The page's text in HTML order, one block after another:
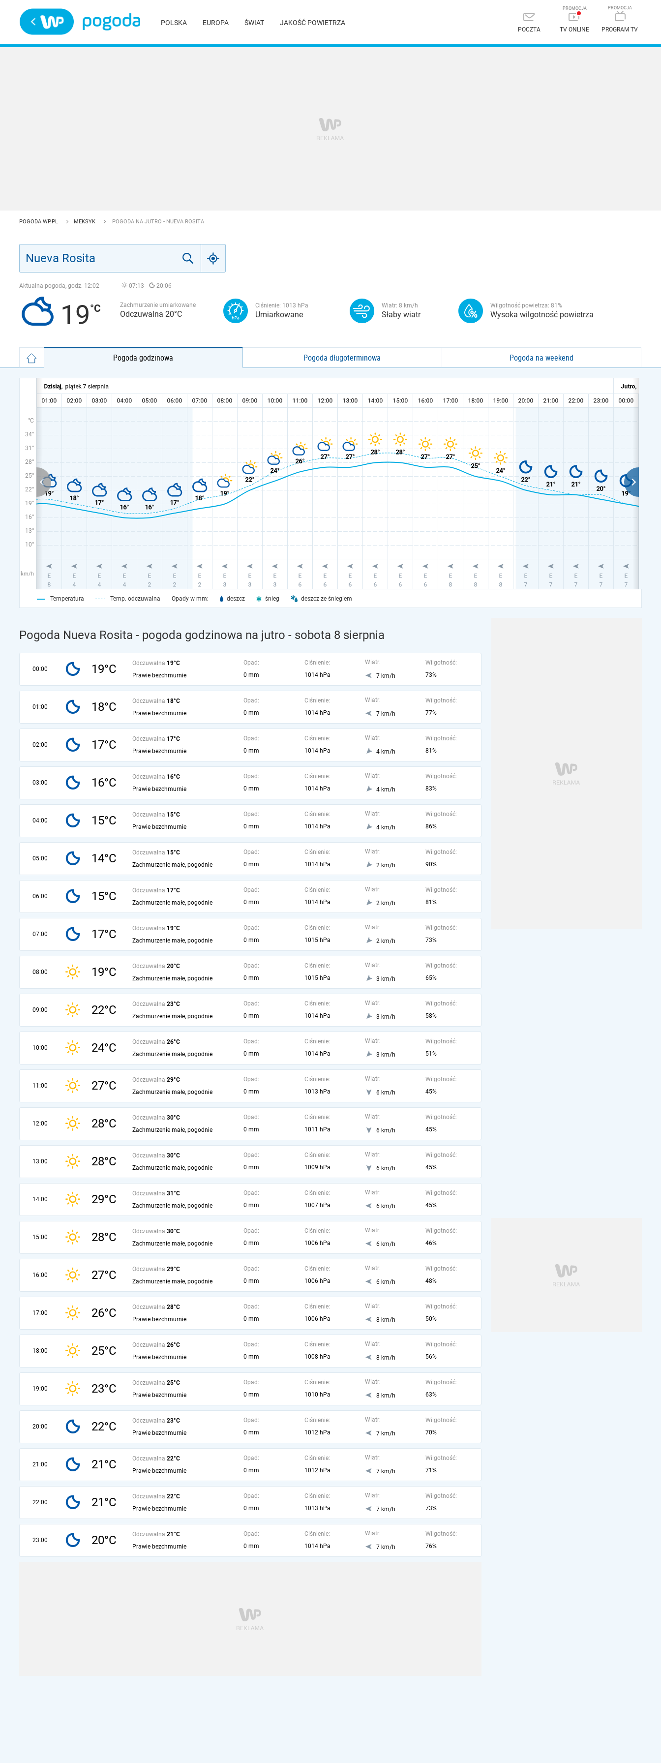
POLSKA EUROPA ŚWIAT JAKOŚĆ POWIETRZA
POCZTA TV ONLINE PROGRAM TV
POGODA WP.PL MEKSYK POGODA NA JUTRO - NUEVA ROSITA
Aktualna pogoda, godz. 12:02 07:13 20:06
19 Zachmurzenie umiarkowane
Odczuwalna 20°C
Ciśnienie: 1013 hPa
Umiarkowane
Wiatr: 8 km/h
Słaby wiatr
Wilgotność powietrza: 81 %
Wysoka wilgotność powietrza
Pogoda godzinowa Pogoda długoterminowa Pogoda na weekend
°C
34°
31°
28°
25°
22°
19°
16°
13°
10°
km/h
Temperatura Temp. odczuwalna Opady w mm: deszcz śnieg deszcz ze śniegiem
Pogoda Nueva Rosita - pogoda godzinowa na jutro - sobota 8 sierpnia
00:00 19°C Odczuwalna 19°C
Prawie bezchmurnie
Opad:
0 mm
Ciśnienie:
1014 hPa
Wiatr:
7 km/h
Wilgotność:
73%
01:00 18°C Odczuwalna 18°C
Prawie bezchmurnie
Opad:
0 mm
Ciśnienie:
1014 hPa
Wiatr:
7 km/h
Wilgotność:
77%
02:00 17°C Odczuwalna 17°C
Prawie bezchmurnie
Opad:
0 mm
Ciśnienie:
1014 hPa
Wiatr:
4 km/h
Wilgotność:
81%
03:00 16°C Odczuwalna 16°C
Prawie bezchmurnie
Opad:
0 mm
Ciśnienie:
1014 hPa
Wiatr:
4 km/h
Wilgotność:
83%
04:00 15°C Odczuwalna 15°C
Prawie bezchmurnie
Opad:
0 mm
Ciśnienie:
1014 hPa
Wiatr:
4 km/h
Wilgotność:
86%
05:00 14°C Odczuwalna 15°C
Zachmurzenie małe, pogodnie
Opad:
0 mm
Ciśnienie:
1014 hPa
Wiatr:
2 km/h
Wilgotność:
90%
06:00 15°C Odczuwalna 17°C
Zachmurzenie małe, pogodnie
Opad:
0 mm
Ciśnienie:
1014 hPa
Wiatr:
2 km/h
Wilgotność:
81%
07:00 17°C Odczuwalna 19°C
Zachmurzenie małe, pogodnie
Opad:
0 mm
Ciśnienie:
1015 hPa
Wiatr:
2 km/h
Wilgotność:
73%
08:00 19°C Odczuwalna 20°C
Zachmurzenie małe, pogodnie
Opad:
0 mm
Ciśnienie:
1015 hPa
Wiatr:
3 km/h
Wilgotność:
65%
09:00 22°C Odczuwalna 23°C
Zachmurzenie małe, pogodnie
Opad:
0 mm
Ciśnienie:
1014 hPa
Wiatr:
3 km/h
Wilgotność:
58%
10:00 24°C Odczuwalna 26°C
Zachmurzenie małe, pogodnie
Opad:
0 mm
Ciśnienie:
1014 hPa
Wiatr:
3 km/h
Wilgotność:
51%
11:00 27°C Odczuwalna 29°C
Zachmurzenie małe, pogodnie
Opad:
0 mm
Ciśnienie:
1013 hPa
Wiatr:
6 km/h
Wilgotność:
45%
12:00 28°C Odczuwalna 30°C
Zachmurzenie małe, pogodnie
Opad:
0 mm
Ciśnienie:
1011 hPa
Wiatr:
6 km/h
Wilgotność:
45%
13:00 28°C Odczuwalna 30°C
Zachmurzenie małe, pogodnie
Opad:
0 mm
Ciśnienie:
1009 hPa
Wiatr:
6 km/h
Wilgotność:
45%
14:00 29°C Odczuwalna 31°C
Zachmurzenie małe, pogodnie
Opad:
0 mm
Ciśnienie:
1007 hPa
Wiatr:
6 km/h
Wilgotność:
45%
15:00 28°C Odczuwalna 30°C
Zachmurzenie małe, pogodnie
Opad:
0 mm
Ciśnienie:
1006 hPa
Wiatr:
6 km/h
Wilgotność:
46%
16:00 27°C Odczuwalna 29°C
Zachmurzenie małe, pogodnie
Opad:
0 mm
Ciśnienie:
1006 hPa
Wiatr:
6 km/h
Wilgotność:
48%
17:00 26°C Odczuwalna 28°C
Prawie bezchmurnie
Opad:
0 mm
Ciśnienie:
1006 hPa
Wiatr:
8 km/h
Wilgotność:
50%
18:00 25°C Odczuwalna 26°C
Prawie bezchmurnie
Opad:
0 mm
Ciśnienie:
1008 hPa
Wiatr:
8 km/h
Wilgotność:
56%
19:00 23°C Odczuwalna 25°C
Prawie bezchmurnie
Opad:
0 mm
Ciśnienie:
1010 hPa
Wiatr:
8 km/h
Wilgotność:
63%
20:00 22°C Odczuwalna 23°C
Prawie bezchmurnie
Opad:
0 mm
Ciśnienie:
1012 hPa
Wiatr:
7 km/h
Wilgotność:
70%
21:00 21°C Odczuwalna 22°C
Prawie bezchmurnie
Opad:
0 mm
Ciśnienie:
1012 hPa
Wiatr:
7 km/h
Wilgotność:
71%
22:00 21°C Odczuwalna 22°C
Prawie bezchmurnie
Opad:
0 mm
Ciśnienie:
1013 hPa
Wiatr:
7 km/h
Wilgotność:
73%
23:00 20°C Odczuwalna 21°C
Prawie bezchmurnie
Opad:
0 mm
Ciśnienie:
1014 hPa
Wiatr:
7 km/h
Wilgotność:
76%